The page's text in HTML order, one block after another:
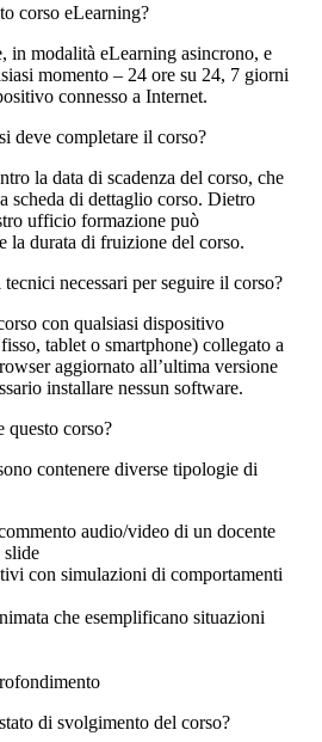
corso eLearning?
in modalità eLearning asincrono, e
momento – 24 ore su 24, 7 giorni
connesso a Internet.
deve completare il corso?
la data di scadenza del corso, che
scheda di dettaglio corso. Dietro
ufficio formazione può
la durata di fruizione del corso.
necessari per seguire il corso?
con qualsiasi dispositivo
tablet o smartphone) collegato a
aggiornato all’ultima versione
installare nessun software.
questo corso?
contenere diverse tipologie di
audio/video di un docente
slide
con simulazioni di comportamenti
che esemplificano situazioni
di svolgimento del corso?